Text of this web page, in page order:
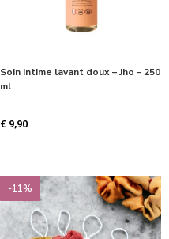
Soin Intime lavant doux – Jho – 250
ml
€ 9,90
-11%